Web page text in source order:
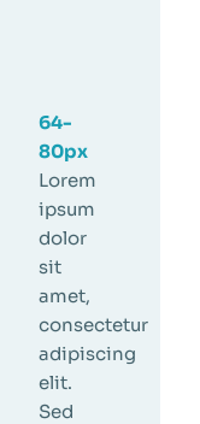
64-
80px
Lorem
ipsum
dolor
sit
amet,
consectetur
adipiscing
elit.
Sed